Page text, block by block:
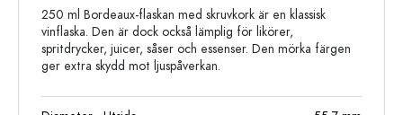
250 ml Bordeaux-flaskan med skruvkork är en klassisk
vinflaska. Den är dock också lämplig för likörer,
spritdrycker, juicer, såser och essenser. Den mörka färgen
ger extra skydd mot ljuspåverkan.